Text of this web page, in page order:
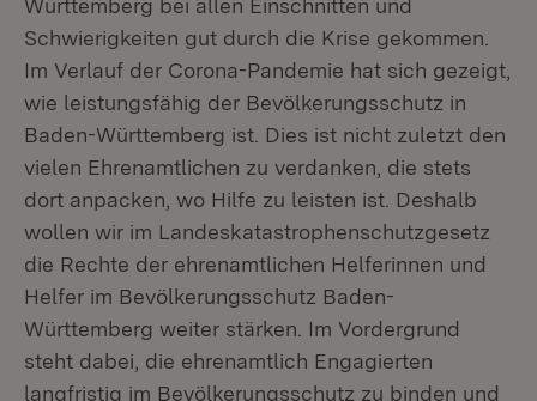
Württemberg bei allen Einschnitten und
Schwierigkeiten gut durch die Krise gekommen.
Im Verlauf der Corona-Pandemie hat sich gezeigt,
wie leistungsfähig der Bevölkerungsschutz in
Baden-Württemberg ist. Dies ist nicht zuletzt den
vielen Ehrenamtlichen zu verdanken, die stets
dort anpacken, wo Hilfe zu leisten ist. Deshalb
wollen wir im Landeskatastrophenschutzgesetz
die Rechte der ehrenamtlichen Helferinnen und
Helfer im Bevölkerungsschutz Baden-
Württemberg weiter stärken. Im Vordergrund
steht dabei, die ehrenamtlich Engagierten
langfristig im Bevölkerungsschutz zu binden und